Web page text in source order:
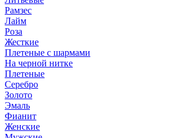
Рамзес
Лайм
Роза
Жесткие
Плетеные с шармами
На черной нитке
Плетеные
Серебро
Золото
Эмаль
Фианит
Женские